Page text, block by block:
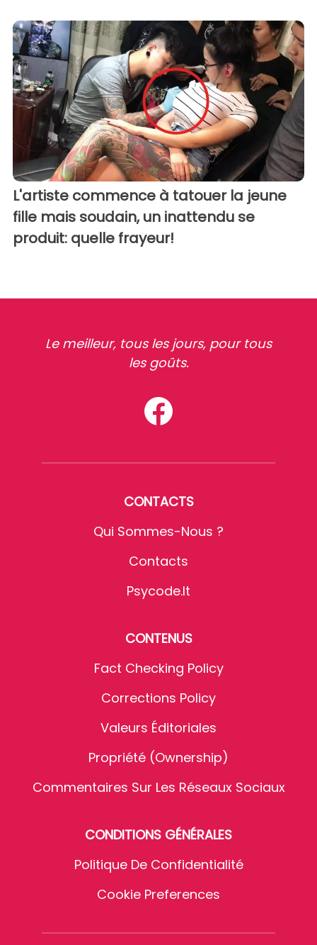
L'artiste commence à tatouer la jeune
fille mais soudain, un inattendu se
produit: quelle frayeur!
Le meilleur, tous les jours, pour tous
les goûts.
CONTACTS
Qui Sommes-Nous ?
Contacts
Psycode.it
CONTENUS
Fact Checking Policy
Corrections Policy
Valeurs Éditoriales
Propriété (Ownership)
Commentaires Sur Les Réseaux Sociaux
CONDITIONS GÉNÉRALES
Politique De Confidentialité
Cookie Preferences